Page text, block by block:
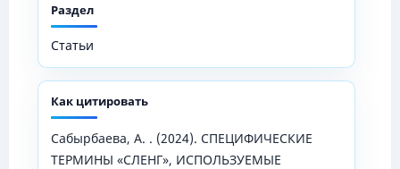
Раздел
Статьи
Как цитировать
Сабырбаева, А. . (2024). СПЕЦИФИЧЕСКИЕ
ТЕРМИНЫ «СЛЕНГ», ИСПОЛЬЗУЕМЫЕ